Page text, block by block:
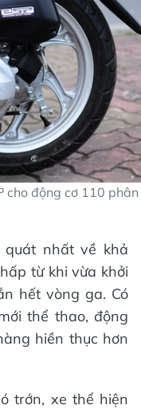
cho động cơ 110 phân
nhất về khả
từ khi vừa khởi
hết vòng ga. Có
thể thao, động
hiền thục hơn
trớn, xe thể hiện